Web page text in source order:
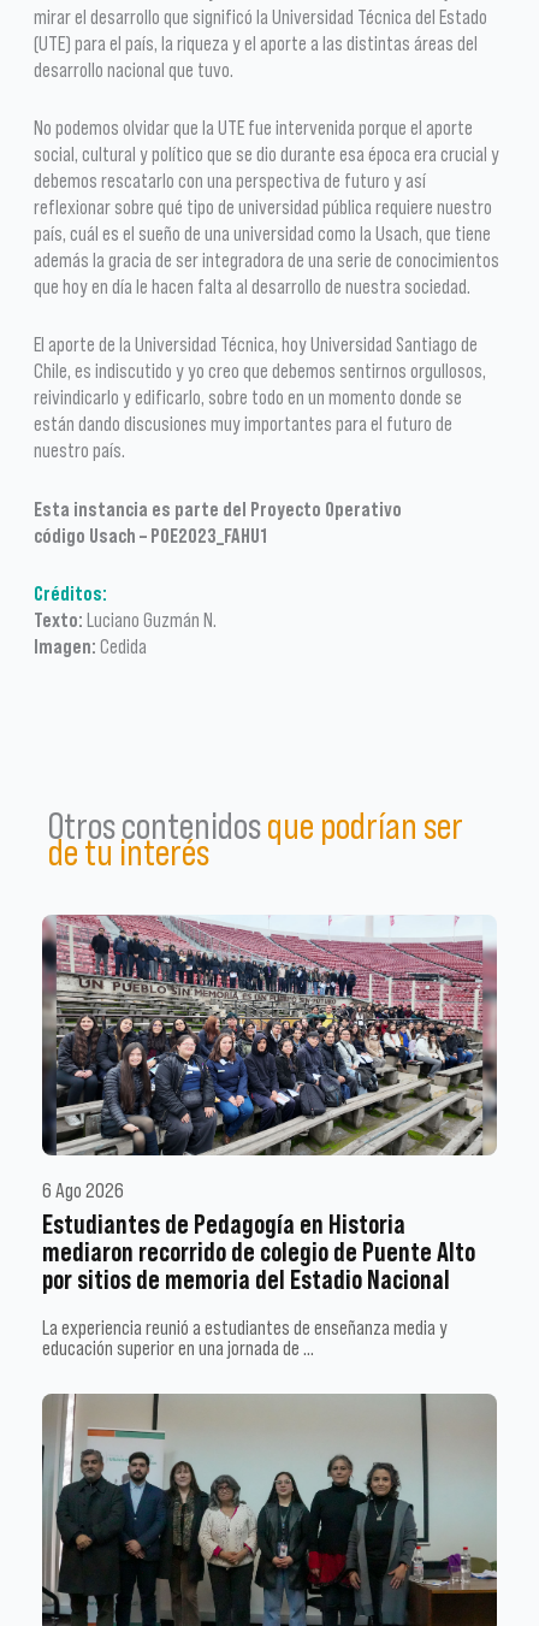
mirar el desarrollo que significó la Universidad Técnica del Estado
(UTE) para el país, la riqueza y el aporte a las distintas áreas del
desarrollo nacional que tuvo.
No podemos olvidar que la UTE fue intervenida porque el aporte
social, cultural y político que se dio durante esa época era crucial y
debemos rescatarlo con una perspectiva de futuro y así
reflexionar sobre qué tipo de universidad pública requiere nuestro
país, cuál es el sueño de una universidad como la Usach, que tiene
además la gracia de ser integradora de una serie de conocimientos
que hoy en día le hacen falta al desarrollo de nuestra sociedad.
El aporte de la Universidad Técnica, hoy Universidad Santiago de
Chile, es indiscutido y yo creo que debemos sentirnos orgullosos,
reivindicarlo y edificarlo, sobre todo en un momento donde se
están dando discusiones muy importantes para el futuro de
nuestro país.
Esta instancia es parte del Proyecto Operativo
código Usach – POE2023_FAHU1
Créditos:
Texto: Luciano Guzmán N.
Imagen: Cedida
Otros contenidosque podrían ser
de tu interés
6 Ago 2026
Estudiantes de Pedagogía en Historia
mediaron recorrido de colegio de Puente Alto
por sitios de memoria del Estadio Nacional
La experiencia reunió a estudiantes de enseñanza media y
educación superior en una jornada de …